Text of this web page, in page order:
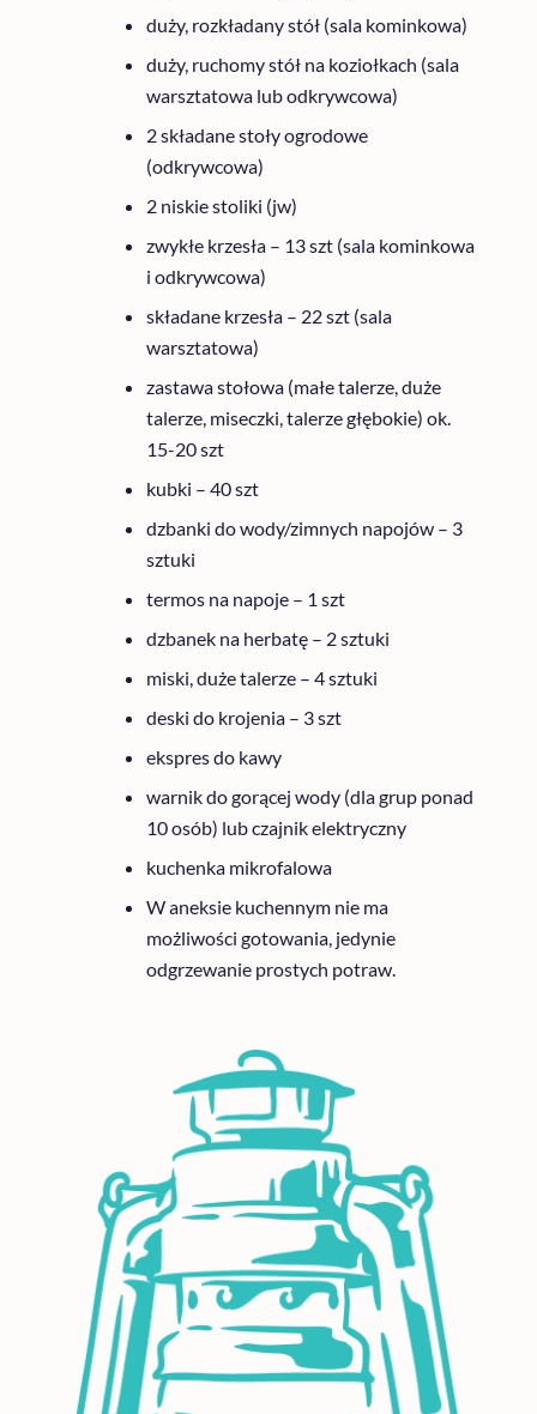
duży, rozkładany stół (sala kominkowa)
duży, ruchomy stół na koziołkach (sala
warsztatowa lub odkrywcowa)
2 składane stoły ogrodowe
(odkrywcowa)
2 niskie stoliki (jw)
zwykłe krzesła – 13 szt (sala kominkowa
i odkrywcowa)
składane krzesła – 22 szt (sala
warsztatowa)
zastawa stołowa (małe talerze, duże
talerze, miseczki, talerze głębokie) ok.
15-20 szt
kubki – 40 szt
dzbanki do wody/zimnych napojów – 3
sztuki
termos na napoje – 1 szt
dzbanek na herbatę – 2 sztuki
miski, duże talerze – 4 sztuki
deski do krojenia – 3 szt
ekspres do kawy
warnik do gorącej wody (dla grup ponad
10 osób) lub czajnik elektryczny
kuchenka mikrofalowa
W aneksie kuchennym nie ma
możliwości gotowania, jedynie
odgrzewanie prostych potraw.